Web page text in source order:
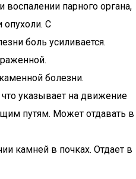
воспалении парного органа,
опухоли. С
боль усиливается.
болезни.
указывает на движение
путям. Может отдавать в
камней в почках. Отдает в